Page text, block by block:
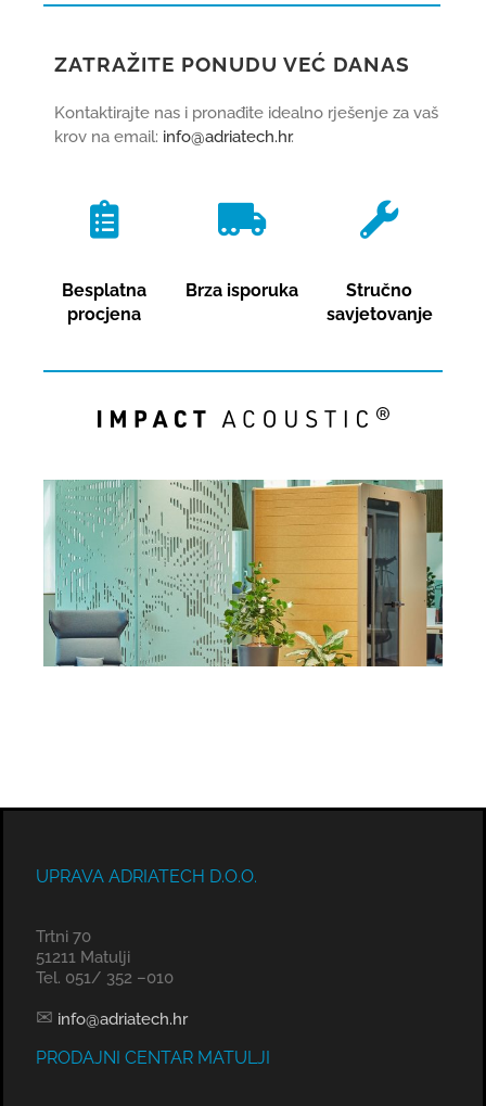
ZATRAŽITE PONUDU VEĆ DANAS
Kontaktirajte nas i pronađite idealno rješenje za vaš
krov na email: info@adriatech.hr.
Besplatna
procjena
Brza isporuka
Stručno
savjetovanje
UPRAVA ADRIATECH D.O.O.
Trtni 70
51211 Matulji
Tel. 051/ 352 –010
✉ info@adriatech.hr
PRODAJNI CENTAR MATULJI